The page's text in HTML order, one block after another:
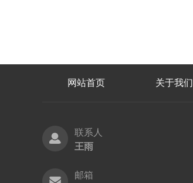
网站首页 关于我们
联系人
王雨
邮箱